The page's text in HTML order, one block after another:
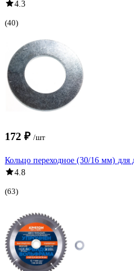
4.3
(40)
172 ₽ /шт
Кольцо переходное (30/16 мм)
4.8
(63)